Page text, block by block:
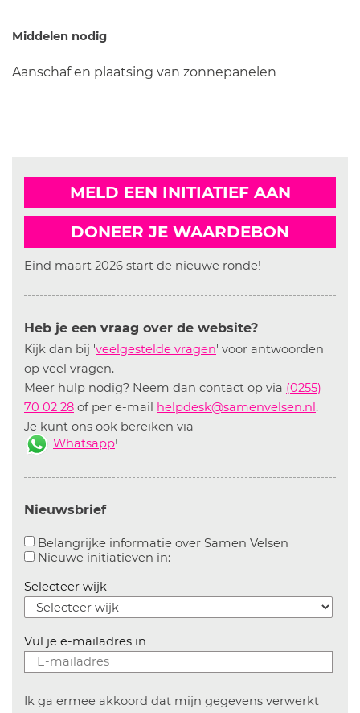
Middelen nodig
Aanschaf en plaatsing van zonnepanelen
MELD EEN INITIATIEF AAN
DONEER JE WAARDEBON
Eind maart 2026 start de nieuwe ronde!
Heb je een vraag over de website?
Kijk dan bij 'veelgestelde vragen' voor antwoorden
op veel vragen.
Meer hulp nodig? Neem dan contact op via (0255)
70 02 28 of per e-mail helpdesk@samenvelsen.nl .
Je kunt ons ook bereiken via
Whatsapp!
Nieuwsbrief
Belangrijke informatie over Samen Velsen
Nieuwe initiatieven in:Aanvinken om informatie over
Selecteer wijk
Vul je e-mailadres in
Ik ga ermee akkoord dat mijn gegevens verwerkt